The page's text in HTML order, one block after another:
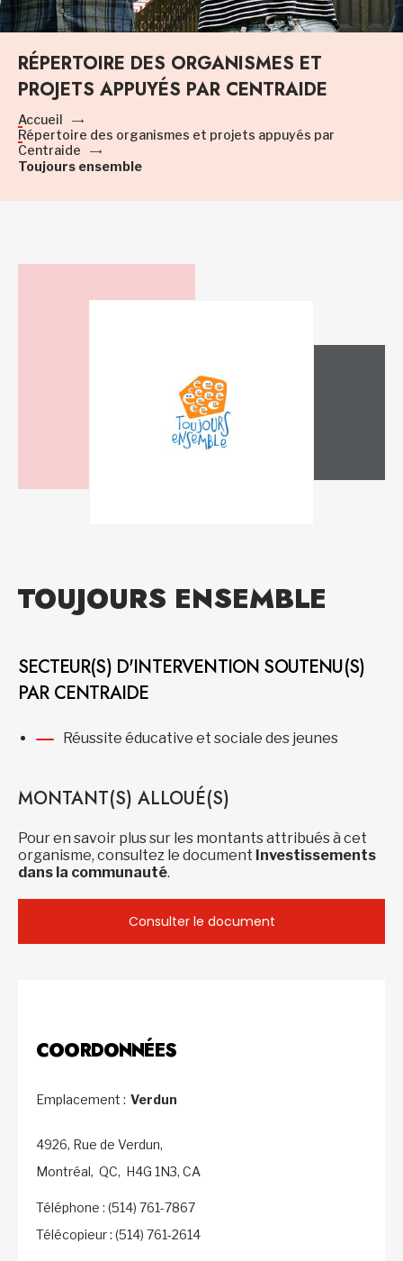
RÉPERTOIRE DES ORGANISMES ET
PROJETS APPUYÉS PAR CENTRAIDE
Accueil
Répertoire des organismes et projets appuyés par
Centraide
Toujours ensemble
TOUJOURS ENSEMBLE
SECTEUR(S) D'INTERVENTION SOUTENU(S)
PAR CENTRAIDE
Réussite éducative et sociale des jeunes
MONTANT(S) ALLOUÉ(S)
Pour en savoir plus sur les montants attribués à cet
organisme, consultez le document Investissements
dans la communauté.
Consulter le document
COORDONNÉES
Emplacement : Verdun
4926, Rue de Verdun,
Montréal, QC, H4G 1N3, CA
Téléphone : (514) 761-7867
Télécopieur : (514) 761-2614